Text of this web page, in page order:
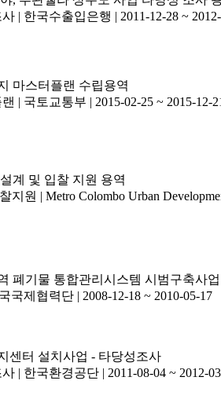
사 | 한국수출입은행 | 2011-12-28 ~
마스터플랜 수립용역
| 국토교통부 | 2015-02-25 ~ 2015-12-
계 및 입찰 지원 용역
지원 | Metro Colombo Urban
폐기물 통합관리시스템 시범구축사
국제협력단 | 2008-12-18 ~ 2010-05-17
센터 설치사업 - 타당성조사
사 | 한국환경공단 | 2011-08-04 ~ 2012-